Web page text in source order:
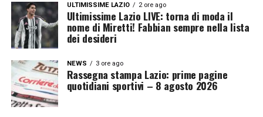
ULTIMISSIME LAZIO 2 ore ago
Ultimissime Lazio LIVE: torna di moda il
nome di Miretti! Fabbian sempre nella lista
dei desideri
NEWS 3 ore ago
Rassegna stampa Lazio: prime pagine
quotidiani sportivi – 8 agosto 2026